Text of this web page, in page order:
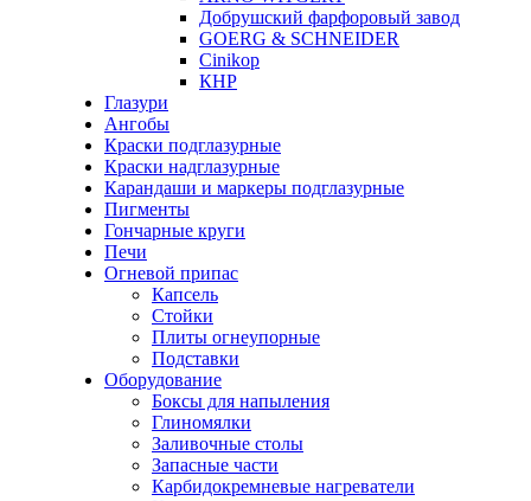
Добрушский фарфоровый завод
GOERG & SCHNEIDER
Cinikop
КНР
Глазури
Ангобы
Краски подглазурные
Краски надглазурные
Карандаши и маркеры подглазурные
Пигменты
Гончарные круги
Печи
Огневой припас
Капсель
Стойки
Плиты огнеупорные
Подставки
Оборудование
Боксы для напыления
Глиномялки
Заливочные столы
Запасные части
Карбидокремневые нагреватели